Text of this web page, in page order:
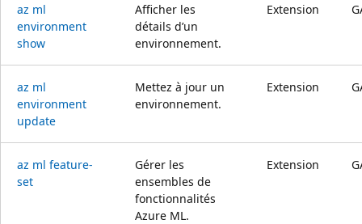
az ml
environment
show
Afficher les
détails d’un
environnement.
Extension
az ml
environment
update
Mettez à jour un
environnement.
Extension
az ml feature-
set
Gérer les
ensembles de
fonctionnalités
Azure ML.
Extension